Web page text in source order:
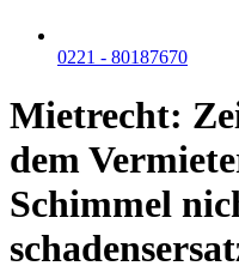
0221 - 80187670
Mietrecht:
dem
Schimmel